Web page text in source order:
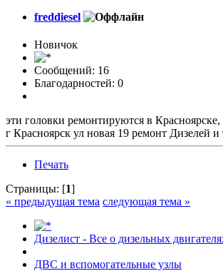
freddiesel
Новичок
Сообщений: 16
Благодарностей: 0
эти головки ремонтируются в
г Красноярск ул новая 19 ремонт Дизелей
Печать
Страницы: [1]
« предыдущая тема следующая тема »
Дизелист - Все о дизельных
ДВС и вспомогательные узлы